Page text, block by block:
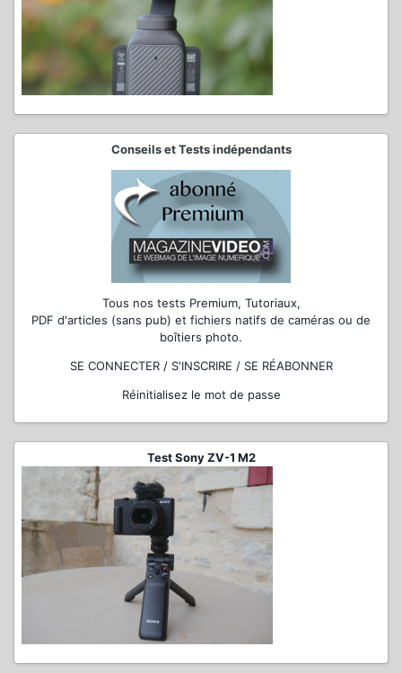
Conseils et Tests indépendants
Tous nos tests Premium, Tutoriaux,
PDF d'articles (sans pub) et fichiers natifs de caméras ou de
boîtiers photo.
SE CONNECTER / S'INSCRIRE / SE RÉABONNER
Réinitialisez le mot de passe
Test Sony ZV-1 M2